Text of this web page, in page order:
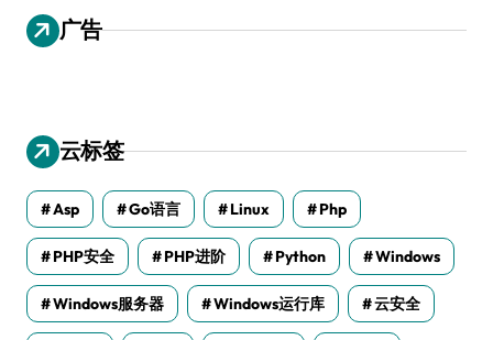
广告
云标签
Asp Go语言 Linux Php
PHP安全 PHP进阶 Python Windows
Windows服务器 Windows运行库 云安全